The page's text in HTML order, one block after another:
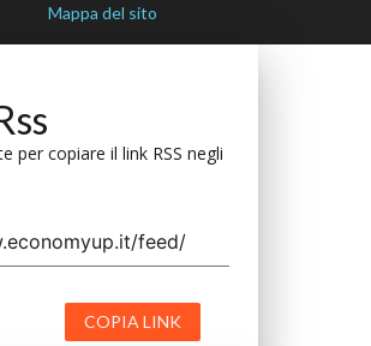
Mappa del sito
per copiare il link RSS negli
COPIA LINK